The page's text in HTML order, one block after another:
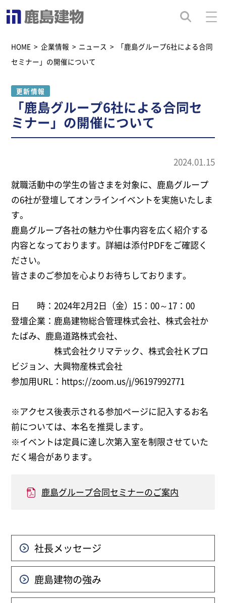
HOME > 企業情報 > ニュース >
「鹿島グループ6社による合同
セミナー」の開催について
更新情報
「鹿島グループ6社による合同セ
ミナー」の開催について
2024.01.15
就職活動中の学生の皆さまを対象に、鹿島グループ
の6社が登壇してオンラインイベントを実施いたしま
す。
鹿島グループ各社の魅力や仕事内容を広く紹介する
内容となっております。詳細は添付PDFをご確認く
ださい。
皆さまのご参加を心よりお待ちしております。
日 時：2024年2月2日（金）15：00～17：00
登壇企業：鹿島建物総合管理株式会社、株式会社か
たばみ、鹿島道路株式会社、
株式会社クリマテック、株式会社Ｋプロ
ビジョン、大興物産株式会社
参加用URL： https://zoom.us/j/96197992771
※アクセス後表示される参加ページに記入するお名
前については、本名を推奨します。
※イベントは定員に達し次第入室を制限させていた
だく場合があります。
鹿島グループ合同セミナーのご案内
社長メッセージ
鹿島建物の強み